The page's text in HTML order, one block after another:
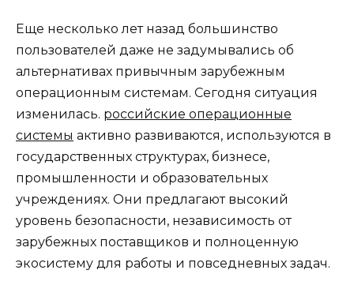
Еще несколько лет назад большинство
пользователей даже не задумывались об
альтернативах привычным зарубежным
операционным системам. Сегодня ситуация
изменилась. российские операционные
системы активно развиваются, используются в
государственных структурах, бизнесе,
промышленности и образовательных
учреждениях. Они предлагают высокий
уровень безопасности, независимость от
зарубежных поставщиков и полноценную
экосистему для работы и повседневных задач.